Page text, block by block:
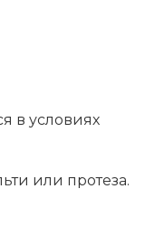
в условиях
или протеза.